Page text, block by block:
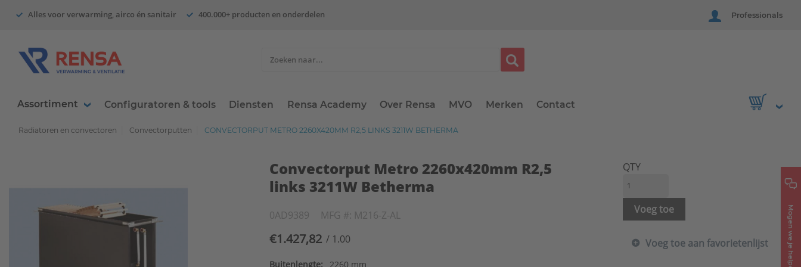
Alles voor verwarming, airco én sanitair 400.000+ producten en onderdelen Professionals
Assortiment Configuratoren & tools Diensten Rensa Academy Over Rensa MVO Merken Contact
Mogen we je helpen?
Radiatoren en convectoren Convectorputten CONVECTORPUT METRO 2260X420MM R2,5 LINKS 3211W BETHERMA
Convectorput Metro 2260x420mm R2,5
links 3211W Betherma
0AD9389 MFG #: M216-Z-AL
€1.427,82 / 1.00
Buitenlengte:
2260 mm
QTY
Voeg toe
Voeg toe aan favorietenlijst